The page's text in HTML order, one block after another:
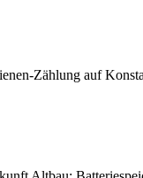
Zählung auf